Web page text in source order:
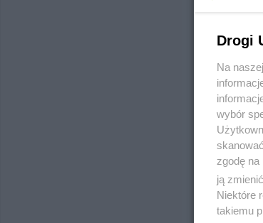
Drogi
Na
wybór
zgodę
ją
Niektóre
takiemu